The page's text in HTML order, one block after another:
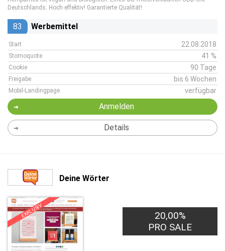
Deutschlands. Hoch effektiv! Garantierte Qualität!
83 Werbemittel
Start 22.08.2018
Stornoquote 41 %
Cookie 90 Tage
Freigabe bis 6 Wochen
Mobil-Landingpage verfügbar
Anmelden
Details
Deine Wörter
EXKLUSIV
20,00%
PRO SALE